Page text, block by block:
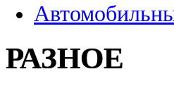
РАЗНОЕ